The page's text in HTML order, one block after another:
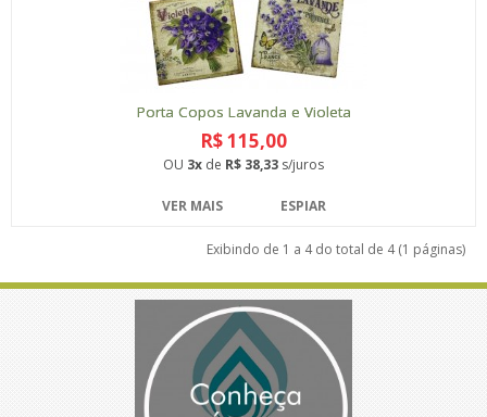
Porta Copos Lavanda e Violeta
R$ 115,00
OU 3x de R$ 38,33 s/juros
VER MAIS ESPIAR
Exibindo de 1 a 4 do total de 4 (1 páginas)